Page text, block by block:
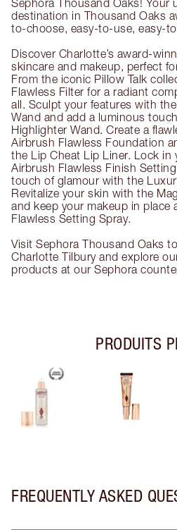
Sephora Thousand Oaks! Your
destination in Thousand Oaks
to-choose, easy-to-use, easy-
Discover Charlotte’s award-
skincare and makeup, perfect
From the iconic Pillow Talk
Flawless Filter for a radiant
all. Sculpt your features with
Wand and add a luminous
Highlighter Wand. Create a
Airbrush Flawless Foundation
the Lip Cheat Lip Liner. Lock in
Airbrush Flawless Finish
touch of glamour with the
Revitalize your skin with the
and keep your makeup in place
Flawless Setting Spray.
Visit Sephora Thousand Oaks
Charlotte Tilbury and explore
products at our Sephora
PRODUITS
FREQUENTLY ASKED